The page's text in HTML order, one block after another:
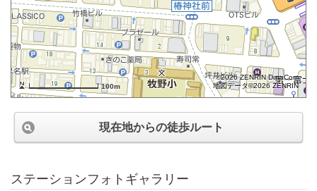
100m
©2026 ZENRIN DataCom
地図データ©2026 ZENRIN
現在地からの徒歩ルート
ステーションフォトギャラリー